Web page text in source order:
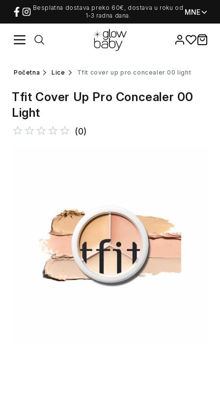
Besplatna dostava preko 60€, dostava u roku od
1-3 radna dana.
MNE
Favorites
items
početna lice tfit cover up pro concealer 00 light
Tfit Cover Up Pro Concealer 00
Light
(0)